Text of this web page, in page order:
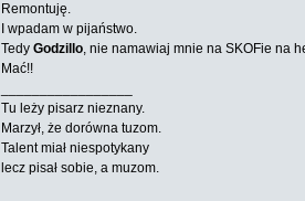
Remontuję.
I wpadam w pijaństwo.
Tedy Godzillo, nie namawiaj mnie na SKOFie na
Mać!!
Tu leży pisarz nieznany.
Marzył, że dorówna tuzom.
Talent miał niespotykany
lecz pisał sobie, a muzom.